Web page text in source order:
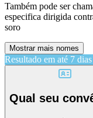
Também pode ser
especifica dirigida
soro
Mostrar mais nomes
Resultado em até 7
Qual seu